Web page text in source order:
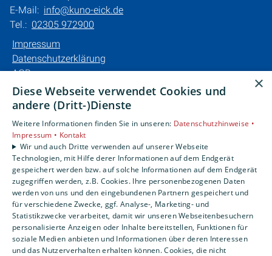
E-Mail: info@kuno-eick.de
Tel.: 02305 972900
Impressum
Datenschutzerklärung
AGB
Barrierefreiheitserklärung
Privatkunden
Karriere
Unternehmen
Kontakt
×
Diese Webseite verwendet Cookies und
andere (Dritt-)Dienste
Weitere Informationen finden Sie in unseren: Datenschutzhinweise •
Impressum • Kontakt
Wir und auch Dritte verwenden auf unserer Webseite
Technologien, mit Hilfe derer Informationen auf dem Endgerät
gespeichert werden bzw. auf solche Informationen auf dem Endgerät
zugegriffen werden, z.B. Cookies. Ihre personenbezogenen Daten
werden von uns und den eingebundenen Partnern gespeichert und
für verschiedene Zwecke, ggf. Analyse-, Marketing- und
Statistikzwecke verarbeitet, damit wir unseren Webseitenbesuchern
personalisierte Anzeigen oder Inhalte bereitstellen, Funktionen für
soziale Medien anbieten und Informationen über deren Interessen
und das Nutzerverhalten erhalten können. Cookies, die nicht